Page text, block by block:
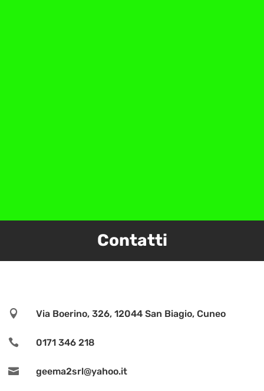
Contatti
 Via Boerino, 326, 12044 San Biagio, Cuneo
 0171 346 218
 geema2srl@yahoo.it